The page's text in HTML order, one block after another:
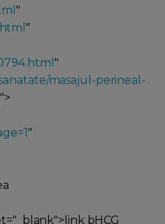
"
"
"
masajul-perineal-
"
bHCG